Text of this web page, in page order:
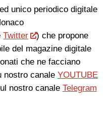
unico periodico digitale
Twitter
) che propone
del magazine digitale
che ne facciano
nostro canale YOUTUBE
nostro canale Telegram